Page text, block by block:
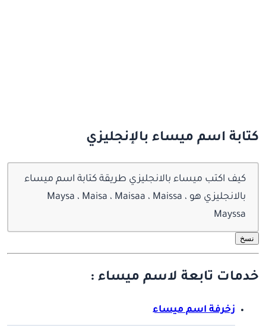
كتابة اسم ميساء بالإنجليزي
كيف اكتب ميساء بالانجليزي طريقة كتابة اسم ميساء
بالانجليزي هو Maysa ، Maisa ، Maisaa ، Maissa ،
Mayssa
نسخ
خدمات تابعة لاسم ميساء :
زخرفة اسم ميساء